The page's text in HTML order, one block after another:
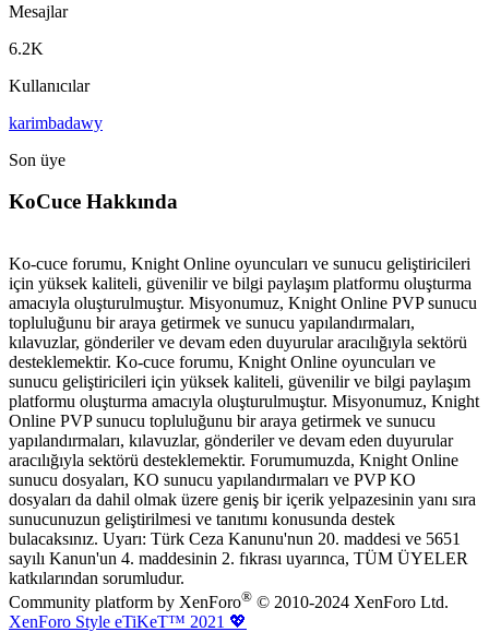
Mesajlar
6.2K
Kullanıcılar
karimbadawy
Son üye
KoCuce Hakkında
Ko-cuce forumu, Knight Online oyuncuları ve sunucu geliştiricileri
için yüksek kaliteli, güvenilir ve bilgi paylaşım platformu oluşturma
amacıyla oluşturulmuştur. Misyonumuz, Knight Online PVP sunucu
topluluğunu bir araya getirmek ve sunucu yapılandırmaları,
kılavuzlar, gönderiler ve devam eden duyurular aracılığıyla sektörü
desteklemektir. Ko-cuce forumu, Knight Online oyuncuları ve
sunucu geliştiricileri için yüksek kaliteli, güvenilir ve bilgi paylaşım
platformu oluşturma amacıyla oluşturulmuştur. Misyonumuz, Knight
Online PVP sunucu topluluğunu bir araya getirmek ve sunucu
yapılandırmaları, kılavuzlar, gönderiler ve devam eden duyurular
aracılığıyla sektörü desteklemektir. Forumumuzda, Knight Online
sunucu dosyaları, KO sunucu yapılandırmaları ve PVP KO
dosyaları da dahil olmak üzere geniş bir içerik yelpazesinin yanı sıra
sunucunuzun geliştirilmesi ve tanıtımı konusunda destek
bulacaksınız. Uyarı: Türk Ceza Kanunu'nun 20. maddesi ve 5651
sayılı Kanun'un 4. maddesinin 2. fıkrası uyarınca, TÜM ÜYELER
katkılarından sorumludur.
Community platform by XenForo® © 2010-2024 XenForo Ltd.
XenForo Style eTiKeT™ 2021 💖